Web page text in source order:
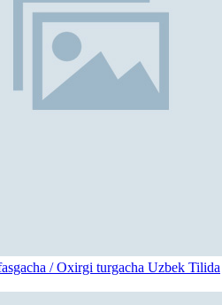
/ Oxirgi turgacha Uzbek Tilida